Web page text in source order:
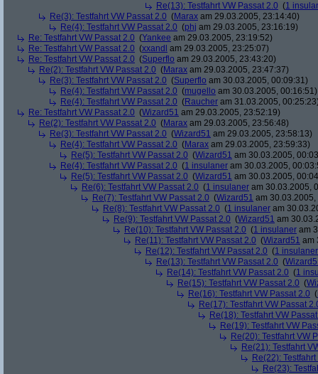
Re(13): Testfahrt VW Passat 2.0 (1
Re(3): Testfahrt VW Passat 2.0 (Marax am 29.03.2005, 23:14:40)
Re(4): Testfahrt VW Passat 2.0 (phj am 29.03.2005, 23:16:19)
Re: Testfahrt VW Passat 2.0 (Yankee am 29.03.2005, 23:19:52)
Re: Testfahrt VW Passat 2.0 (xxandl am 29.03.2005, 23:25:07)
Re: Testfahrt VW Passat 2.0 (Superflo am 29.03.2005, 23:43:20)
Re(2): Testfahrt VW Passat 2.0 (Marax am 29.03.2005, 23:47:37)
Re(3): Testfahrt VW Passat 2.0 (Superflo am 30.03.2005, 00:09:31)
Re(4): Testfahrt VW Passat 2.0 (mugello am 30.03.2005, 00:16:51)
Re(4): Testfahrt VW Passat 2.0 (Raucher am 31.03.2005,
Re: Testfahrt VW Passat 2.0 (Wizard51 am 29.03.2005, 23:52:19)
Re(2): Testfahrt VW Passat 2.0 (Marax am 29.03.2005, 23:56:48)
Re(3): Testfahrt VW Passat 2.0 (Wizard51 am 29.03.2005, 23:58:13)
Re(4): Testfahrt VW Passat 2.0 (Marax am 29.03.2005, 23:59:33)
Re(5): Testfahrt VW Passat 2.0 (Wizard51 am 30.03.2005,
Re(4): Testfahrt VW Passat 2.0 (1 insulaner am 30.03.2005,
Re(5): Testfahrt VW Passat 2.0 (Wizard51 am 30.03.2005,
Re(6): Testfahrt VW Passat 2.0 (1 insulaner am 30.03.2005,
Re(7): Testfahrt VW Passat 2.0 (Wizard51 am
Re(8): Testfahrt VW Passat 2.0 (1 insulaner am
Re(9): Testfahrt VW Passat 2.0 (Wizard51 am
Re(10): Testfahrt VW Passat 2.0 (1 insulaner am
Re(11): Testfahrt VW Passat 2.0 (Wizard51 am
Re(12): Testfahrt VW Passat 2.0 (1 insulaner
Re(13): Testfahrt VW Passat 2.0 (
Re(14): Testfahrt VW Passat 2.0 (1
Re(15): Testfahrt VW Passat 2.0 (
Re(16): Testfahrt VW Passat 2.0 (
Re(17): Testfahrt VW Passat
Re(18): Testfahrt VW
Re(19): Testfahrt VW
Re(20): Testfahrt VW
Re(21): Testfahrt
Re(22):
Re(23):